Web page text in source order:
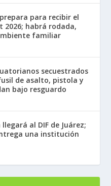
para recibir el
2026; habrá rodada,
familiar
secuestrados
de asalto, pistola y
bajo resguardo
al DIF de Juárez;
una institución